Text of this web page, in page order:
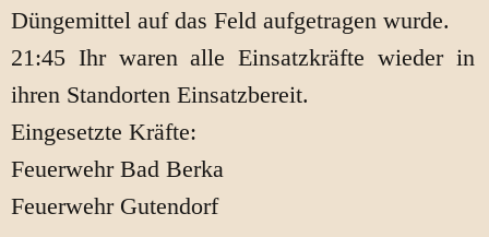
Düngemittel auf das Feld aufgetragen wurde.
21:45 Ihr waren alle Einsatzkräfte wieder in
ihren Standorten Einsatzbereit.
Eingesetzte Kräfte:
Feuerwehr Bad Berka
Feuerwehr Gutendorf